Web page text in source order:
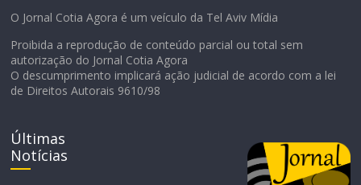
O Jornal Cotia Agora é um veículo da Tel Aviv Mídia
Proibida a reprodução de conteúdo parcial ou total sem
autorização do Jornal Cotia Agora
O descumprimento implicará ação judicial de acordo com a lei
de Direitos Autorais 9610/98
Últimas
Notícias